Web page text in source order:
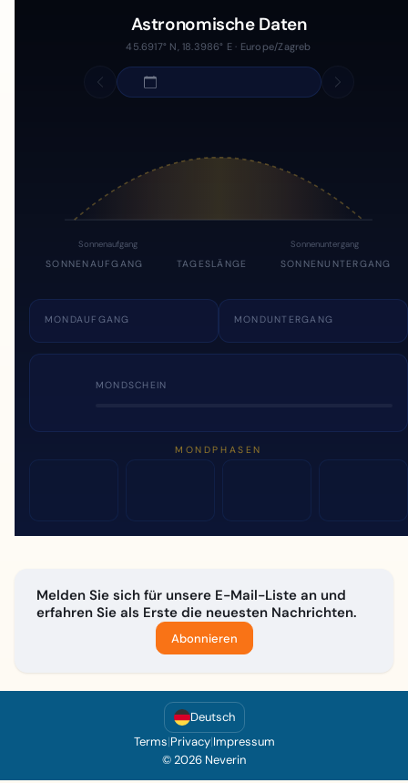
Astronomische Daten
45.6917° N, 18.3986° E · Europe/Zagreb
Sonnenaufgang Sonnenuntergang
SONNENAUFGANG TAGESLÄNGE SONNENUNTERGANG
MONDAUFGANG MONDUNTERGANG
MONDSCHEIN
MONDPHASEN
Melden Sie sich für unsere E-Mail-Liste an und
erfahren Sie als Erste die neuesten Nachrichten.
Abonnieren
Deutsch
Terms|Privacy|Impressum
© 2026 Neverin